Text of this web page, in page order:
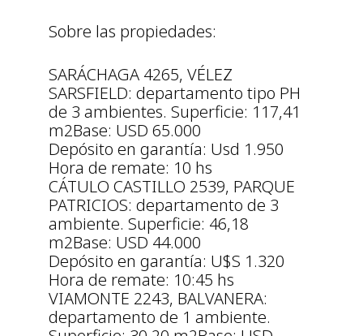
Sobre las propiedades:
SARÁCHAGA 4265, VÉLEZ
SARSFIELD: departamento tipo PH
de 3 ambientes. Superficie: 117,41
m2Base: USD 65.000
Depósito en garantía: Usd 1.950
Hora de remate: 10 hs
CÁTULO CASTILLO 2539, PARQUE
PATRICIOS: departamento de 3
ambiente. Superficie: 46,18
m2Base: USD 44.000
Depósito en garantía: U$S 1.320
Hora de remate: 10:45 hs
VIAMONTE 2243, BALVANERA:
departamento de 1 ambiente.